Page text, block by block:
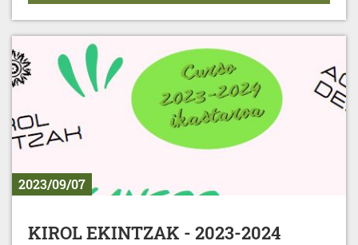
2023/09/07
KIROL EKINTZAK - 2023-2024